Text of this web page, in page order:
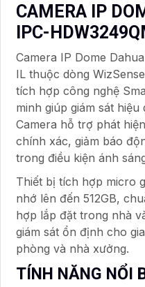
CAMERA IP
IPC-
Camera IP Dome
IL thuộc dòng
tích hợp công nghệ
minh giúp giám sát
Camera hỗ trợ phát
chính xác, giảm báo
trong điều kiện ánh
Thiết bị tích hợp micro
nhớ lên đến 512GB,
hợp lắp đặt trong nhà
giám sát ổn định cho
phòng và nhà xưởng.
TÍNH NĂNG NỔI